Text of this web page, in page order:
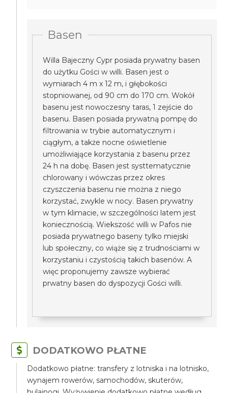
Basen
Willa Bajeczny Cypr posiada prywatny basen
do użytku Gości w willi. Basen jest o
wymiarach 4 m x 12 m, i głębokości
stopniowanej, od 90 cm do 170 cm. Wokół
basenu jest nowoczesny taras, 1 zejście do
basenu. Basen posiada prywatną pompę do
filtrowania w trybie automatycznym i
ciągłym, a także nocne oświetlenie
umożliwiające korzystania z basenu przez
24 h na dobę. Basen jest systtematycznie
chlorowany i wówczas przez okres
czyszczenia basenu nie można z niego
korzystać, zwykle w nocy. Basen prywatny
w tym klimacie, w szczególności latem jest
koniecznością. Wiekszość willi w Pafos nie
posiada prywatnego baseny tylko miejski
lub społeczny, co wiąże się z trudnościami w
korzystaniu i czystością takich basenów. A
więc proponujemy zawsze wybierać
prwatny basen do dyspozycji Gości willi.
DODATKOWO PŁATNE
Dodatkowo płatne: transfery z lotniska i na lotnisko,
wynajem rowerów, samochodów, skuterów,